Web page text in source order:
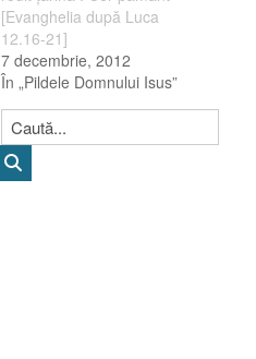
[Evanghelia după Luca
12.16-21]
7 decembrie, 2012
În „Pildele Domnului Isus”